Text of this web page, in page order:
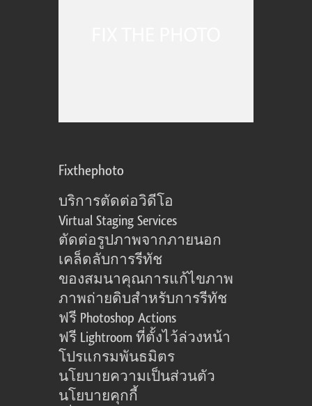
Fixthephoto
บริการตัดต่อวิดีโอ
Virtual Staging Services
ตัดต่อรูปภาพจากภายนอก
เคล็ดลับการรีทัช
ของสมนาคุณการแก้ไขภาพ
ภาพถ่ายดิบสำหรับการรีทัช
ฟรี Photoshop Actions
ฟรี Lightroom ที่ตั้งไว้ล่วงหน้า
โปรแกรมพันธมิตร
นโยบายความเป็นส่วนตัว
นโยบายคุกกี้